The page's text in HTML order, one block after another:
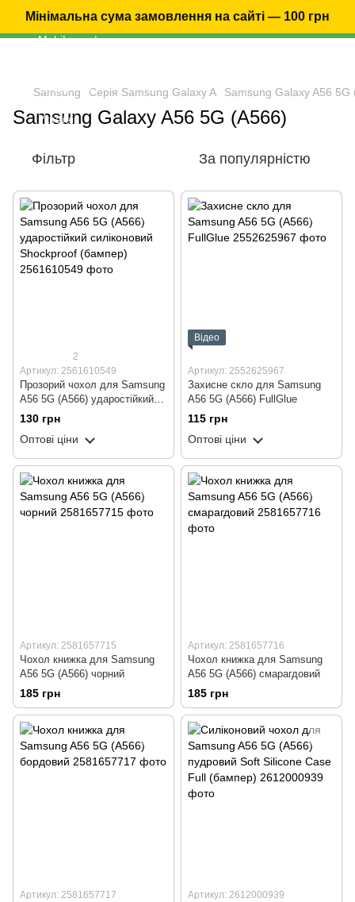
Мінімальна сума замовлення на сайті — 100 грн
Samsung Серія Samsung Galaxy A Samsung Galaxy A56 5G
Samsung Galaxy A56 5G (A566)
Фільтр За популярністю
2
Артикул: 2561610549
Прозорий чохол для Samsung
A56 5G (A566) ударостійкий
силіконовий Shockproof
(бампер)
130 грн
Оптові ціни
Відео
Артикул: 2552625967
Захисне скло для Samsung
A56 5G (A566) FullGlue
115 грн
Оптові ціни
Артикул: 2581657715
Чохол книжка для Samsung
A56 5G (A566) чорний
185 грн
Артикул: 2581657716
Чохол книжка для Samsung
A56 5G (A566) смарагдовий
185 грн
Артикул: 2581657717 Артикул: 2612000939